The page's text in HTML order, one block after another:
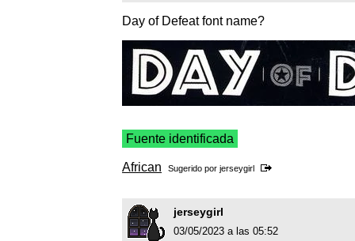
Day of Defeat font name?
Fuente identificada
African Sugerido por jerseygirl
jerseygirl
03/05/2023 a las 05:52